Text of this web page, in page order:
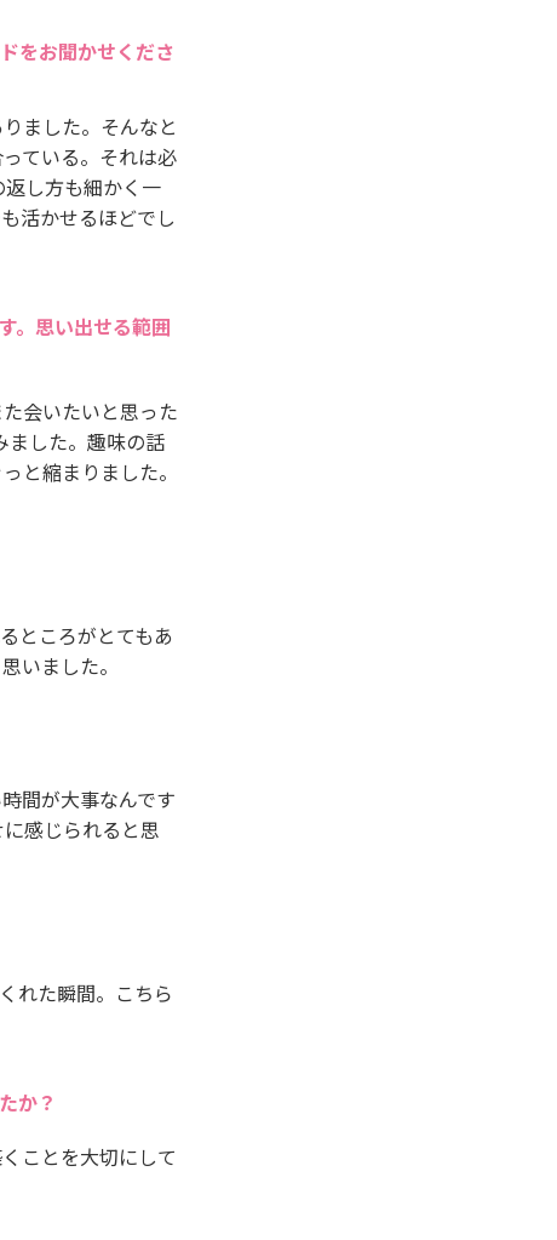
をお聞かせくださ
ました。そんなと
ている。それは必
し方も細かく一
活かせるほどでし
。思い出せる範囲
会いたいと思った
ました。趣味の話
と縮まりました。
ところがとてもあ
いました。
間が大事なんです
感じられると思
れた瞬間。こちら
か？
ことを大切にして